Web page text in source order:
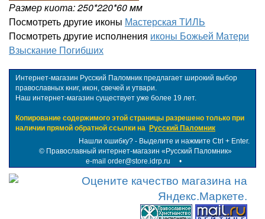
Размер киота: 250*220*60 мм
Посмотреть другие иконы Мастерская ТИЛЬ
Посмотреть другие исполнения иконы Божьей Матери
Взыскание Погибших
Интернет-магазин Русский Паломник предлагает широкий выбор
православных книг, икон, свечей и утвари.
Наш интернет-магазин существует уже более 19 лет.
Копирование содержимого этой страницы разрешено только при
наличии прямой обратной ссылки на Русский Паломник
Нашли ошибку? - Выделите и нажмите Ctrl + Enter.
© Православный интернет-магазин «Русский Паломник»
e-mail order@store.idrp.ru •